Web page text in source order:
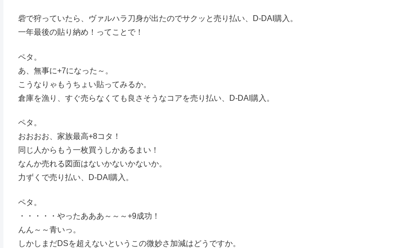
砦で狩っていたら、ヴァルハラ刀身が出たのでサクッと売り払い、D-DAI購入。
一年最後の貼り納め！ってことで！
ペタ。
あ、無事に+7になった～。
こうなりゃもうちょい貼ってみるか。
倉庫を漁り、すぐ売らなくても良さそうなコアを売り払い、D-DAI購入。
ペタ。
おおおお、家族最高+8コタ！
同じ人からもう一枚買うしかあるまい！
なんか売れる図面はないかないかないか。
力ずくで売り払い、D-DAI購入。
ペタ。
・・・・・やったあああ～～～+9成功！
んん～～青いっ。
しかしまだDSを超えないというこの微妙さ加減はどうですか。